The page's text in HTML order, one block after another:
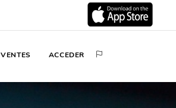
VENTES ACCEDER